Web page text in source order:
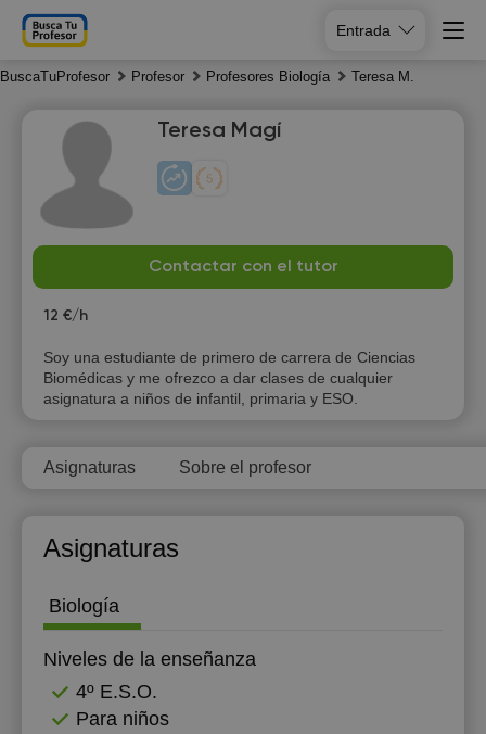
Entrada
BuscaTuProfesor Profesor Profesores Biología Teresa M.
Teresa Magí
Contactar con el tutor
12 €/h
Soy una estudiante de primero de carrera de Ciencias
Biomédicas y me ofrezco a dar clases de cualquier
asignatura a niños de infantil, primaria y ESO.
Asignaturas Sobre el profesor
Asignaturas
Biología
Niveles de la enseñanza
4º E.S.O.
Para niños
9
Mo
10
Tu
11
12